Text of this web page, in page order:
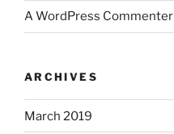
A WordPress Commenter
ARCHIVES
March 2019